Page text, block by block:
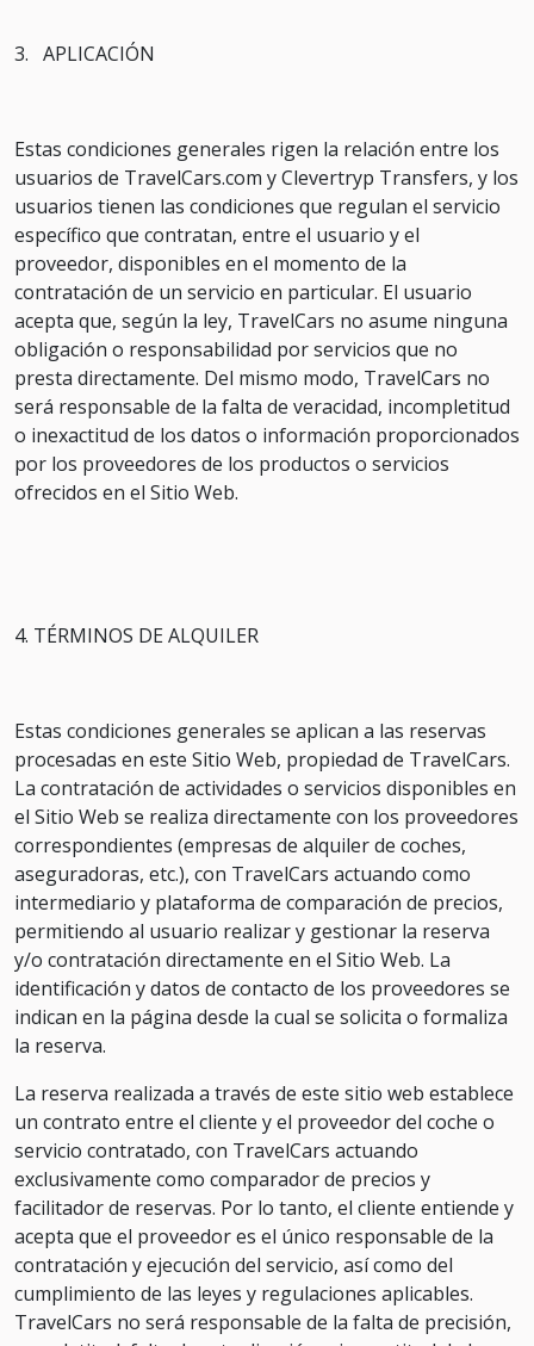
3. APLICACIÓN
Estas condiciones generales rigen la relación entre los
usuarios de TravelCars.com y Clevertryp Transfers, y los
usuarios tienen las condiciones que regulan el servicio
específico que contratan, entre el usuario y el
proveedor, disponibles en el momento de la
contratación de un servicio en particular. El usuario
acepta que, según la ley, TravelCars no asume ninguna
obligación o responsabilidad por servicios que no
presta directamente. Del mismo modo, TravelCars no
será responsable de la falta de veracidad, incompletitud
o inexactitud de los datos o información proporcionados
por los proveedores de los productos o servicios
ofrecidos en el Sitio Web.
4. TÉRMINOS DE ALQUILER
Estas condiciones generales se aplican a las reservas
procesadas en este Sitio Web, propiedad de TravelCars.
La contratación de actividades o servicios disponibles en
el Sitio Web se realiza directamente con los proveedores
correspondientes (empresas de alquiler de coches,
aseguradoras, etc.), con TravelCars actuando como
intermediario y plataforma de comparación de precios,
permitiendo al usuario realizar y gestionar la reserva
y/o contratación directamente en el Sitio Web. La
identificación y datos de contacto de los proveedores se
indican en la página desde la cual se solicita o formaliza
la reserva.
La reserva realizada a través de este sitio web establece
un contrato entre el cliente y el proveedor del coche o
servicio contratado, con TravelCars actuando
exclusivamente como comparador de precios y
facilitador de reservas. Por lo tanto, el cliente entiende y
acepta que el proveedor es el único responsable de la
contratación y ejecución del servicio, así como del
cumplimiento de las leyes y regulaciones aplicables.
TravelCars no será responsable de la falta de precisión,